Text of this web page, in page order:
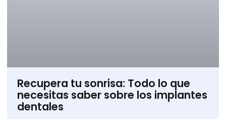
Recupera tu sonrisa: Todo lo que
necesitas saber sobre los implantes
dentales